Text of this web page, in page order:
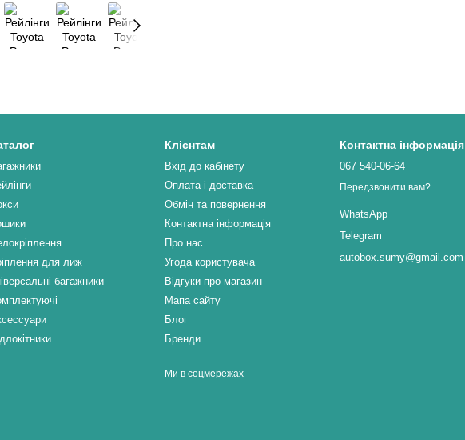
для лиж
багажники
Клієнтам
Вхід до кабінету
Оплата і доставка
Обмін та повернення
Контактна інформація
Про нас
Угода користувача
Відгуки про магазин
Мапа сайту
Блог
Бренди
Ми в соцмережах
Контактна інформація
067 540-06-64
Передзвонити вам?
WhatsApp
Telegram
autobox.sumy@gmail.com